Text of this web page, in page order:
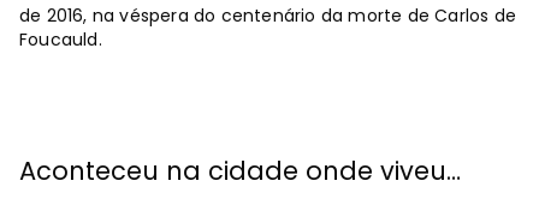
de 2016, na véspera do centenário da morte de Carlos de
Foucauld.
Aconteceu na cidade onde viveu…